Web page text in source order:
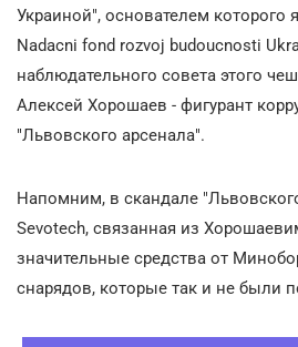
Украиной", основателем которого
Nadacni fond rozvoj budoucnosti
наблюдательного совета этого
Алексей Хорошаев - фигурант
"Львовского арсенала".
Напомним, в скандале
Sevotech, связанная из
значительные средства от
снарядов, которые так и не были